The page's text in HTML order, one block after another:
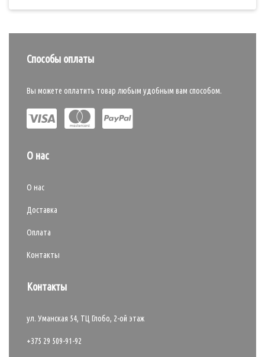
Способы оплаты
Вы можете оплатить товар любым удобным вам способом.
О нас
О нас
Доставка
Оплата
Контакты
Контакты
ул. Уманская 54, ТЦ Глобо, 2-ой этаж
+375 29 509-91-92